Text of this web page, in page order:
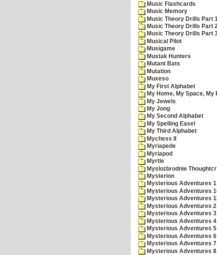
Music Flashcards
Music Memory
Music Theory Drills Part
Music Theory Drills Part
Music Theory Drills Part
Musical Pilot
Musigame
Mustak Hunters
Mutant Bats
Mutation
Muxeso
My First Alphabet
My Home, My Space, My
My Jewels
My Jong
My Second Alphabet
My Spelling Easel
My Third Alphabet
Mychess II
Myriapede
Myriapod
Myrtle
Myslozbrodnie
Mysterion
Mysterious Adventures
Mysterious Adventures
Mysterious Adventures
Mysterious Adventures
Mysterious Adventures
Mysterious Adventures
Mysterious Adventures
Mysterious Adventures
Mysterious Adventures
Mysterious Adventures